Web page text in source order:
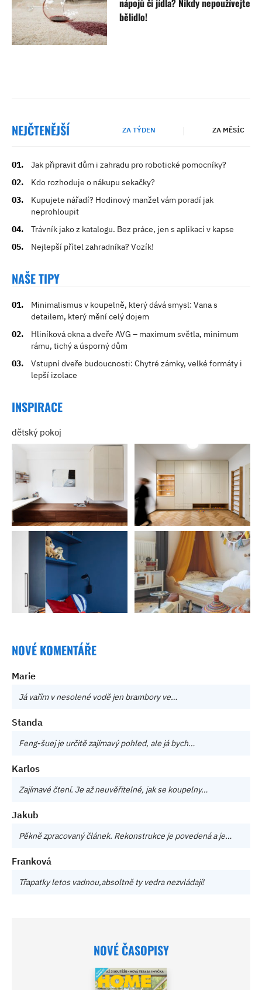
bělidlo!
NEJČTENĚJŠÍ ZA TÝDEN ZA MĚSÍC
Jak připravit dům i zahradu pro robotické pomocníky?
Kdo rozhoduje o nákupu sekačky?
Kupujete nářadí? Hodinový manžel vám poradí jak
neprohloupit
Trávník jako z katalogu. Bez práce, jen s aplikací v kapse
Nejlepší přítel zahradníka? Vozík!
NAŠE TIPY
Minimalismus v koupelně, který dává smysl: Vana s
detailem, který mění celý dojem
Hliníková okna a dveře AVG – maximum světla, minimum
rámu, tichý a úsporný dům
Vstupní dveře budoucnosti: Chytré zámky, velké formáty i
lepší izolace
INSPIRACE
dětský pokoj
NOVÉ KOMENTÁŘE
Marie
Já vařím v nesolené vodě jen brambory ve…
Standa
Feng-šuej je určitě zajímavý pohled, ale já bych…
Karlos
Zajímavé čtení. Je až neuvěřitelné, jak se koupelny…
Jakub
Pěkně zpracovaný článek. Rekonstrukce je povedená a je…
Franková
Třapatky letos vadnou,absoltně ty vedra nezvládají!
NOVÉ ČASOPISY